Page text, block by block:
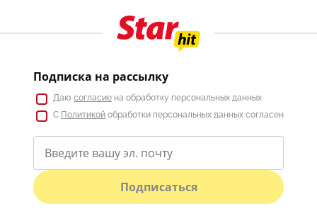
Подписка на рассылку
Даю согласие на обработку персональных данных
С Политикой обработки персональных данных согласен
Подписаться